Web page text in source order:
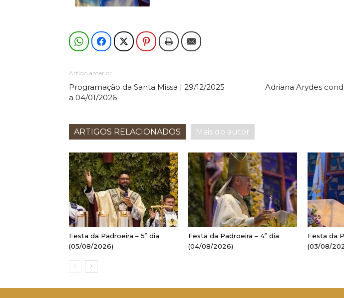
Artigo anterior
Programação da Santa Missa | 29/12/2025
a 04/01/2026
Adriana Arydes
ARTIGOS RELACIONADOS Mais do autor
Festa da Padroeira – 5º dia
(05/08/2026)
Festa da Padroeira – 4º dia
(04/08/2026)
Festa da
(03/08/